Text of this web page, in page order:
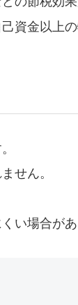
資金以上
せん。
い場合があ